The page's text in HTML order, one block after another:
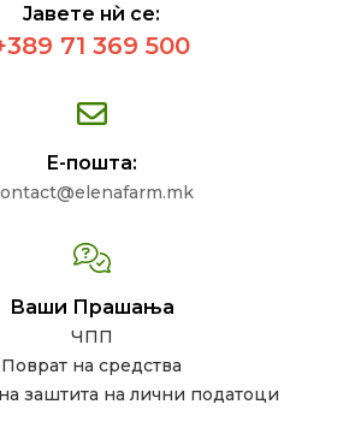
Јавете нѝ се:
71 369 500
Е-пошта:
Ваши Прашања
ЧПП
Поврат на средства
заштита на лични податоци